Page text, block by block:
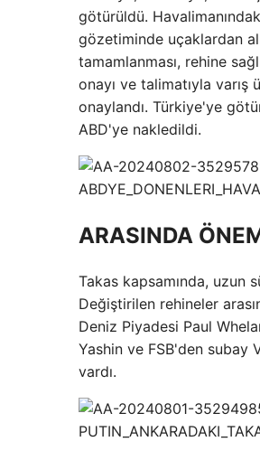
götürüldü.
gözetiminde uçaklardan
tamamlanması, rehine
onayı ve talimatıyla
onaylandı. Türkiye'ye
ABD'ye nakledildi.
ARASINDA
Takas kapsamında, uzun
Değiştirilen rehineler
Deniz Piyadesi Paul
Yashin ve FSB'den subay
vardı.